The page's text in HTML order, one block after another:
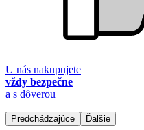
U nás nakupujete
vždy bezpečne
a s dôverou
Predchádzajúce Ďalšie